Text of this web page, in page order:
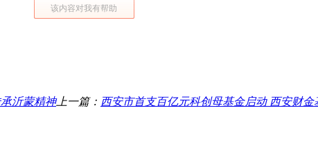
该内容对我有帮助
沂蒙精神上一篇： 西安市首支百亿元科创母基金启动 西安财